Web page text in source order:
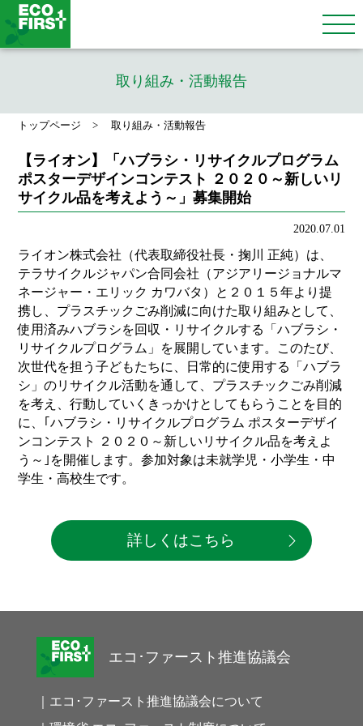
取り組み・活動報告
トップページ 取り組み・活動報告
【ライオン】「ハブラシ・リサイクルプログラム
ポスターデザインコンテスト ２０２０～新しいリ
サイクル品を考えよう～」募集開始
2020.07.01
ライオン株式会社（代表取締役社長・掬川 正純）は、
テラサイクルジャパン合同会社（アジアリージョナルマ
ネージャー・エリック カワバタ）と２０１５年より提
携し、プラスチックごみ削減に向けた取り組みとして、
使用済みハブラシを回収・リサイクルする「ハブラシ・
リサイクルプログラム」を展開しています。このたび、
次世代を担う子どもたちに、日常的に使用する「ハブラ
シ」のリサイクル活動を通して、プラスチックごみ削減
を考え、行動していくきっかけとしてもらうことを目的
に、｢ハブラシ・リサイクルプログラム ポスターデザイ
ンコンテスト ２０２０～新しいリサイクル品を考えよ
う～｣を開催します。参加対象は未就学児・小学生・中
学生・高校生です。
詳しくはこちら
エコ･ファースト推進協議会
｜エコ･ファースト推進協議会について